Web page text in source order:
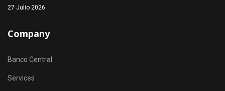
27 Julio 2026
Company
Banco Central
Services